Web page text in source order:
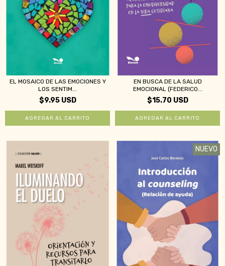
EL MOSAICO DE LAS EMOCIONES Y
LOS SENTIM...
$9.95 USD
EN BUSCA DE LA SALUD
EMOCIONAL (FEDERICO...
$15.70 USD
NUEVO